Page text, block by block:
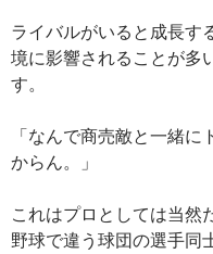
ライバルがいると成長す
境に影響されることが多
す。
「なんで商売敵と一緒
からん。」
これはプロとしては当然
野球で違う球団の選手同